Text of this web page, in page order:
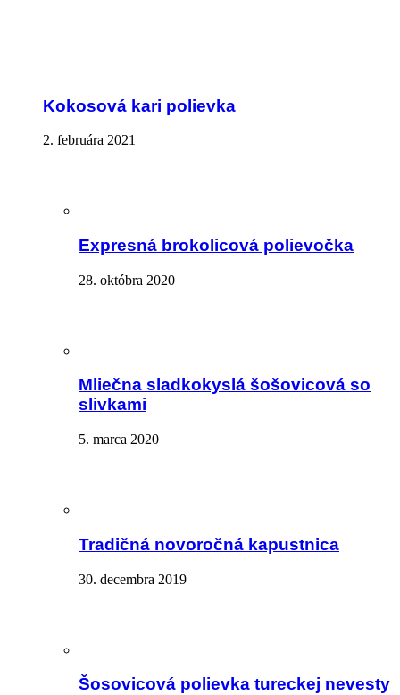
Kokosová kari polievka
2. februára 2021
Expresná brokolicová polievočka
28. októbra 2020
Mliečna sladkokyslá šošovicová so
slivkami
5. marca 2020
Tradičná novoročná kapustnica
30. decembra 2019
Šosovicová polievka tureckej nevesty